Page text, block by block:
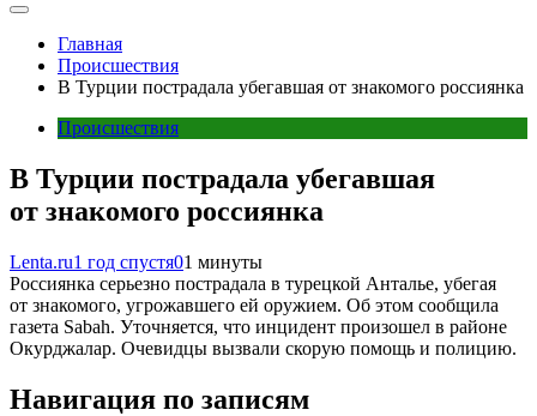
Главная
Происшествия
В Турции пострадала убегавшая от знакомого россиянка
Происшествия
В Турции пострадала убегавшая
от знакомого россиянка
Lenta.ru1 год спустя01 минуты
Россиянка серьезно пострадала в турецкой Анталье, убегая
от знакомого, угрожавшего ей оружием. Об этом сообщила
газета Sabah. Уточняется, что инцидент произошел в районе
Окурджалар. Очевидцы вызвали скорую помощь и полицию.
Навигация по записям